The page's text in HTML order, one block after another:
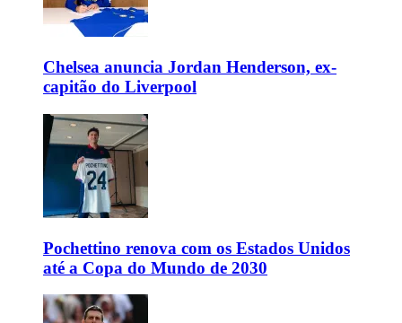
Chelsea anuncia Jordan Henderson, ex-
capitão do Liverpool
Pochettino renova com os Estados Unidos
até a Copa do Mundo de 2030